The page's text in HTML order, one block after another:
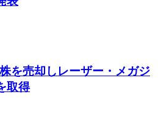
を売却しレーザー・メガジ
取得